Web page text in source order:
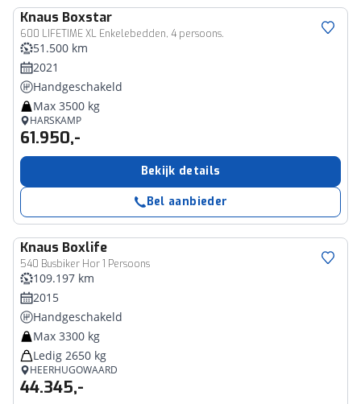
Knaus Boxstar
600 LIFETIME XL Enkelebedden, 4 persoons.
51.500 km
2021
Handgeschakeld
Max 3500 kg
HARSKAMP
61.950,-
Bekijk details
Bel aanbieder
Knaus Boxlife
540 Busbiker Hor 1 Persoons
109.197 km
2015
Handgeschakeld
Max 3300 kg
Ledig 2650 kg
HEERHUGOWAARD
44.345,-